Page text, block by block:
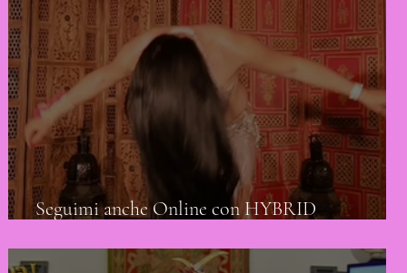
Seguimi anche Online con HYBRID